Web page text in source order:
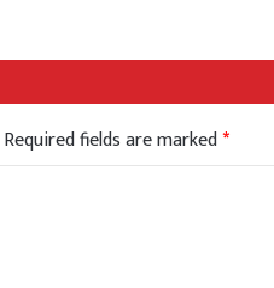
Required fields are marked*